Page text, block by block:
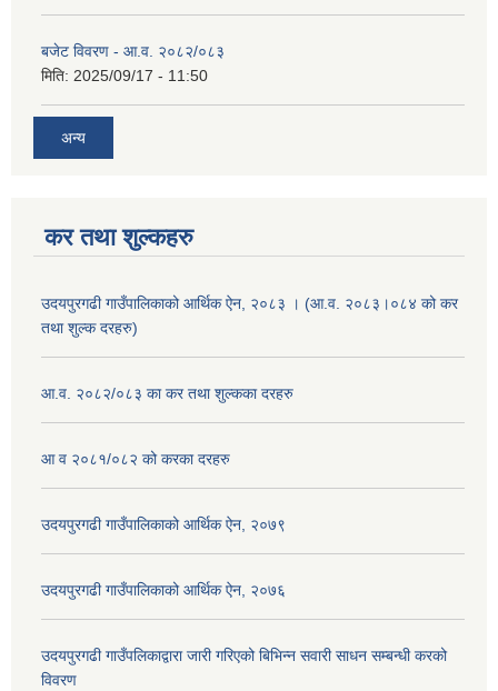
बजेट विवरण - आ.व. २०८२/०८३
मिति: 2025/09/17 - 11:50
अन्य
कर तथा शुल्कहरु
उदयपुरगढी गाउँपालिकाको आर्थिक ऐन, २०८३ । (आ.व. २०८३।०८४ को कर
तथा शुल्क दरहरु)
आ.व. २०८२/०८३ का कर तथा शुल्कका दरहरु
आ व २०८१/०८२ को करका दरहरु
उदयपुरगढी गाउँपालिकाको आर्थिक ऐन, २०७९
उदयपुरगढी गाउँपालिकाको आर्थिक ऐन, २०७६
उदयपुरगढी गाउँपलिकाद्वारा जारी गरिएको बिभिन्न सवारी साधन सम्बन्धी करको
विवरण